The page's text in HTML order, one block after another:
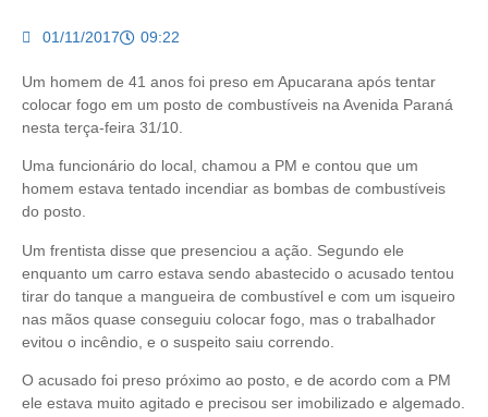
01/11/2017 09:22
Um homem de 41 anos foi preso em Apucarana após tentar
colocar fogo em um posto de combustíveis na Avenida Paraná
nesta terça-feira 31/10.
Uma funcionário do local, chamou a PM e contou que um
homem estava tentado incendiar as bombas de combustíveis
do posto.
Um frentista disse que presenciou a ação. Segundo ele
enquanto um carro estava sendo abastecido o acusado tentou
tirar do tanque a mangueira de combustível e com um isqueiro
nas mãos quase conseguiu colocar fogo, mas o trabalhador
evitou o incêndio, e o suspeito saiu correndo.
O acusado foi preso próximo ao posto, e de acordo com a PM
ele estava muito agitado e precisou ser imobilizado e algemado.